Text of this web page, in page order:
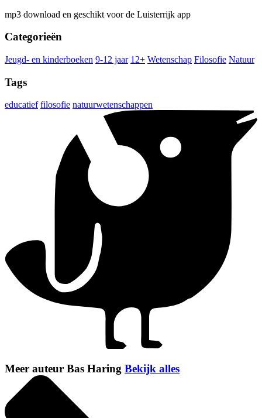
mp3 download en geschikt voor de Luisterrijk app
Categorieën
Jeugd- en kinderboeken 9-12 jaar 12+ Wetenschap Filosofie Natuur
Tags
educatief filosofie natuurwetenschappen
Meer auteur Bas Haring Bekijk alles